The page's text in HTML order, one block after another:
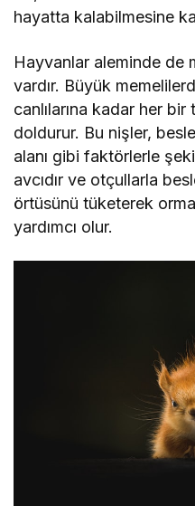
hayatta kalabilmesine
Hayvanlar aleminde de
vardır. Büyük
canlılarına kadar her
doldurur. Bu nişler,
alanı gibi faktörlerle
avcıdır ve otçullarla
örtüsünü tüketerek
yardımcı olur.